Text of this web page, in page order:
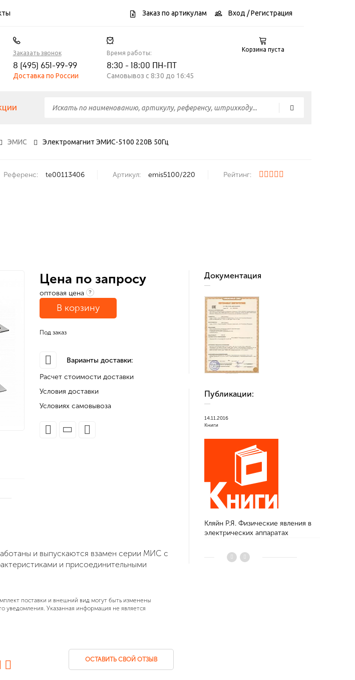
Заказ по артикулам Вход / Регистрация
Заказать звонок
8 (495) 651-99-99
Доставка по России
Время работы:
8:30 - 18:00 ПН-ПТ
Самовывоз c 8:30 до 16:45
Корзина пуста
ЭМИС Электромагнит ЭМИС-5100 220В 50Гц
Референс: te00113406 Артикул: emis5100/220 Рейтинг:
Цена по запросу
оптовая цена ?
В корзину
Под заказ
Варианты доставки:
Расчет стоимости доставки
Условия доставки
Условиях самовывоза
и выпускаются взамен серии МИС с
и присоединительными
поставки и внешний вид могут быть изменены
уведомления. Указанная информация не является
ОСТАВИТЬ СВОЙ ОТЗЫВ
Документация
Публикации:
14.11.2016
Книги
Кляйн Р.Я. Физические явления в
электрических аппаратах